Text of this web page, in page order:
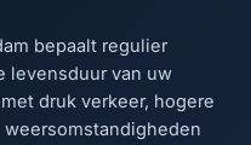
bepaalt regulier
levensduur van uw
druk verkeer, hogere